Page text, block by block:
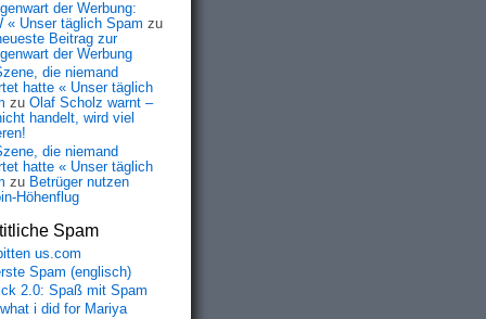
der Werbung:
« Unser täglich Spam zu
Beitrag zur
der Werbung
die niemand
hatte « Unser täglich
zu Olaf Scholz warnt –
handelt, wird viel
die niemand
hatte « Unser täglich
zu Betrüger nutzen
Höhenflug
Spam
us.com
Spam (englisch)
2.0: Spaß mit Spam
what i did for Mariya